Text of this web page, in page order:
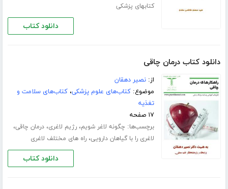
کتابهای پزشکی
دانلود کتاب
دانلود کتاب درمان چاقی
از:نصیر دهقان
موضوع:کتاب‌های علوم پزشکی،کتاب‌های سلامت و
تغذیه
۱۷ صفحه
برچسب‌ها: چگونه لاغر شویم،رژیم لاغری،درمان چاقی،
لاغری را با گیاهان دارویی،راه های مختلف لاغری
دانلود کتاب